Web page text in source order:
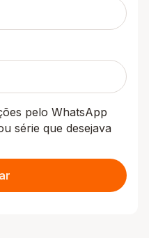
pelo WhatsApp
série que desejava